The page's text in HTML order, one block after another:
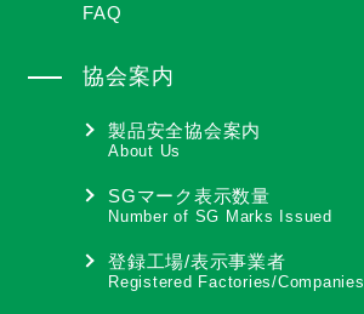
FAQ
協会案内
製品安全協会案内
About Us
SGマーク表示数量
Number of SG Marks Issued
登録工場/表示事業者
Registered Factories/Companies